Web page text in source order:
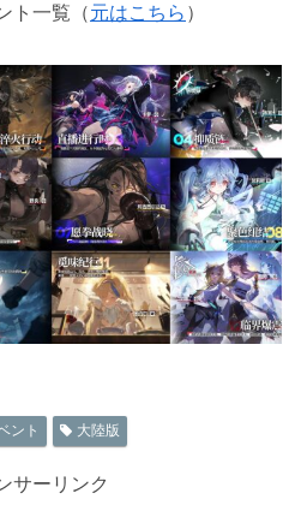
ト一覧（元はこちら ）
ント 大陸版
サーリンク